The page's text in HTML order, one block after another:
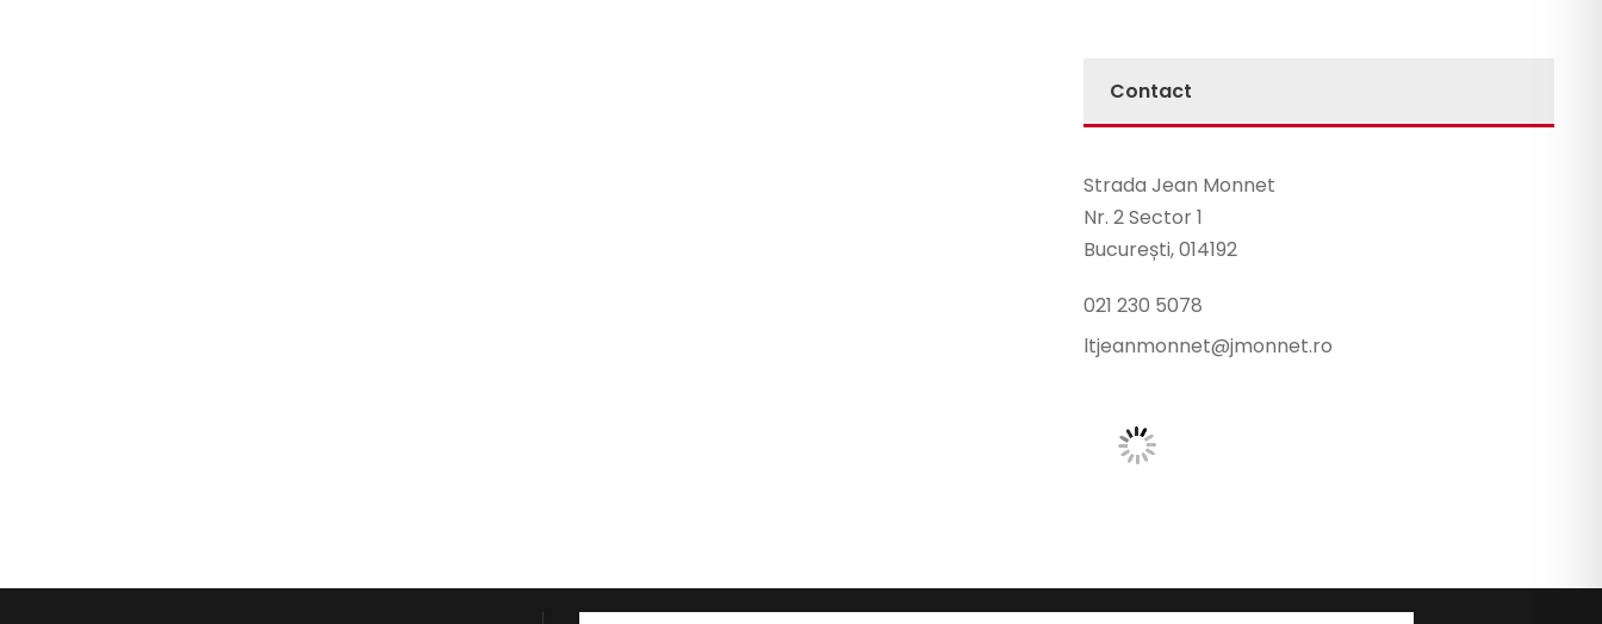
Contact
Strada Jean Monnet
Nr. 2 Sector 1
București, 014192
021 230 5078
ltjeanmonnet@jmonnet.ro